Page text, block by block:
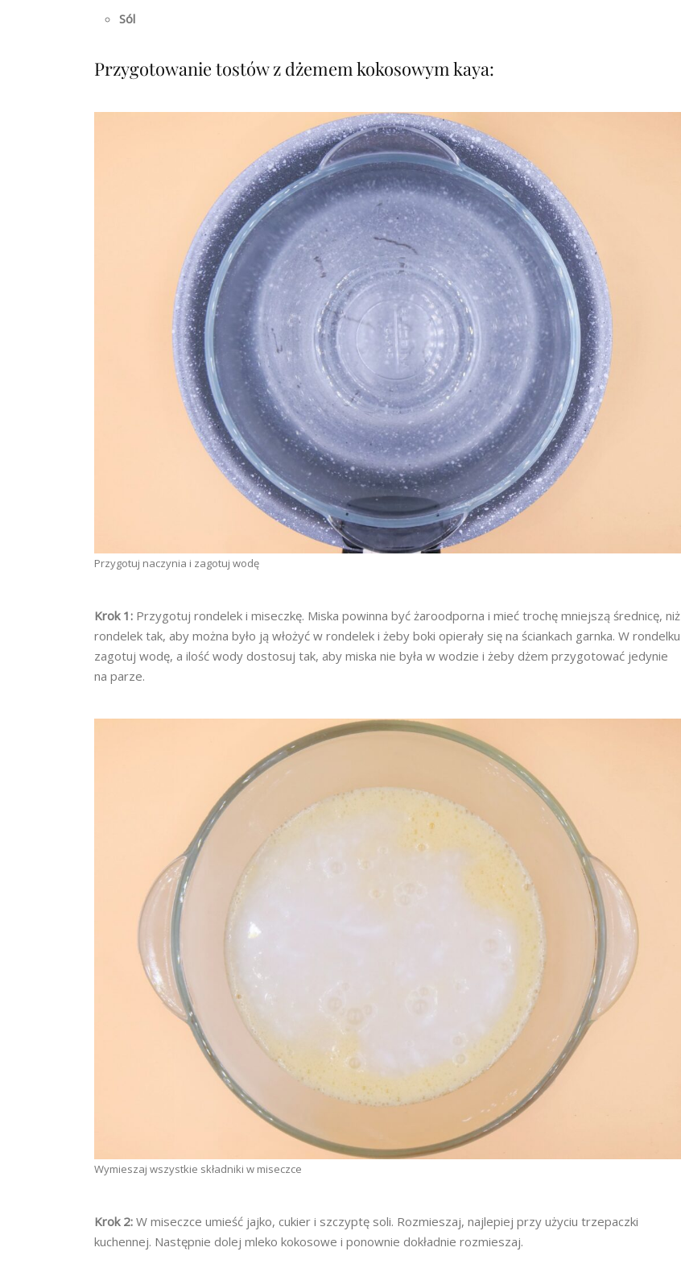
Sól
Przygotowanie tostów z dżemem kokosowym kaya:
Przygotuj naczynia i zagotuj wodę
Krok 1: Przygotuj rondelek i miseczkę. Miska powinna być żaroodporna i mieć trochę mniejszą średnicę, niż
rondelek tak, aby można było ją włożyć w rondelek i żeby boki opierały się na ściankach garnka. W rondelku
zagotuj wodę, a ilość wody dostosuj tak, aby miska nie była w wodzie i żeby dżem przygotować jedynie
na parze.
Wymieszaj wszystkie składniki w miseczce
Krok 2: W miseczce umieść jajko, cukier i szczyptę soli. Rozmieszaj, najlepiej przy użyciu trzepaczki
kuchennej. Następnie dolej mleko kokosowe i ponownie dokładnie rozmieszaj.